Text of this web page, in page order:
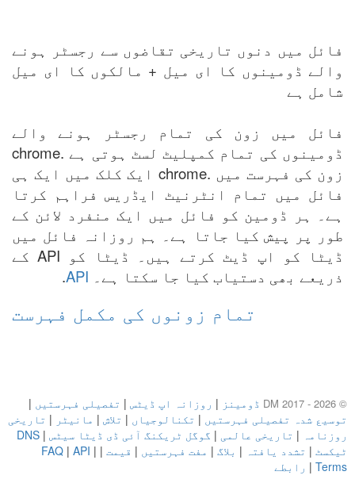
فائل میں دنوں تاریخی تقاضوں سے رجسٹر ہونے
والے ڈومینوں کا ای میل + مالکوں کا ای میل
شامل ہے
فائل میں زون کی تمام رجسٹر ہونے والے
ڈومینوں کی تمام کمپلیٹ لسٹ ہوتی ہے .chrome
زون کی فہرست میں .chrome ایک کلک میں ایک ہی
فائل میں تمام انٹرنیٹ ایڈریس فراہم کرتا
ہے۔ ہر ڈومین کو فائل میں ایک منفرد لائن کے
طور پر پیش کیا جاتا ہے۔ ہم روزانہ فائل میں
ڈیٹا کو اپ ڈیٹ کرتے ہیں۔ ڈیٹا کو API کے
ذریعے بھی دستیاب کیا جا سکتا ہے۔ API
.
تمام زونوں کی مکمل فہرست
© DM 2017 - 2026 ڈومینز | روزانہ اپ ڈیٹس | تفصیلی فہرستیں |
توسیع شدہ تفصیلی فہرستیں | تکنالوجیاں | تلاش | مانیٹر | تاریخی
روزنامہ | تاریخی عالمی | گوگل ٹریکنگ آئی ڈی ڈیٹا سیٹس |
DNS
ٹیکسٹ | تشدد یافتہ | بلاگ | مفت فہرستیں | قیمت |
FAQ | API |
Terms
| رابطے